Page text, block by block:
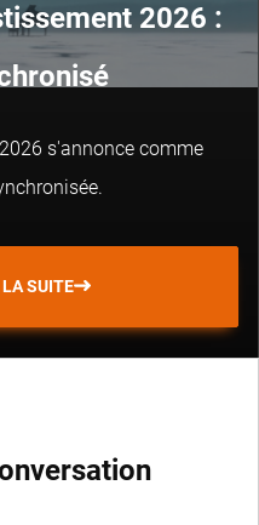
2026 :
s'annonce comme
LA SUITE